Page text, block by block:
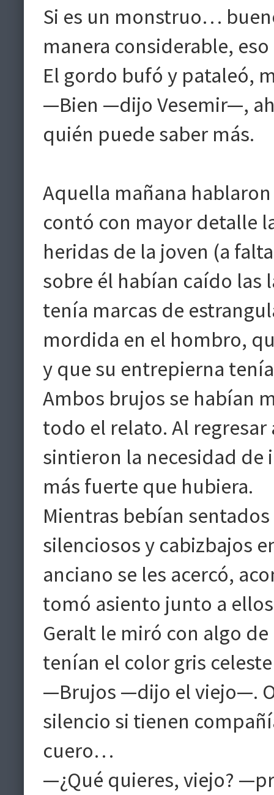
Si es un monstruo…
manera considerable,
El gordo bufó y pataleó,
—Bien —dijo Vesemir—,
quién puede saber más.
Aquella mañana
contó con mayor detalle
heridas de la joven (a
sobre él habían caído las
tenía marcas de
mordida en el hombro,
y que su entrepierna
Ambos brujos se habían
todo el relato. Al
sintieron la necesidad de
más fuerte que hubiera.
Mientras bebían
silenciosos y cabizbajos
anciano se les acercó,
tomó asiento junto a
Geralt le miró con algo
tenían el color gris
—Brujos —dijo el viejo—.
silencio si tienen
cuero…
—¿Qué quieres, viejo?